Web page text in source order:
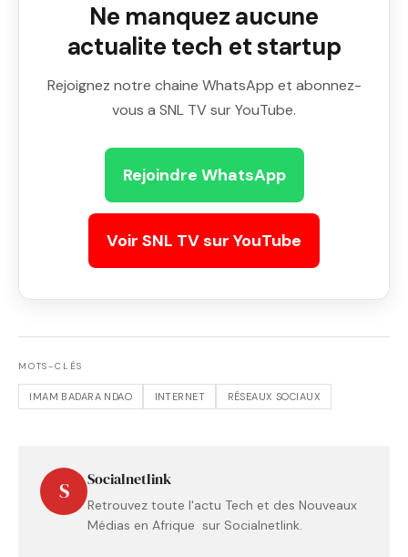
Ne manquez aucune
actualite tech et startup
Rejoignez notre chaine WhatsApp et abonnez-
vous a SNL TV sur YouTube.
Rejoindre WhatsApp
Voir SNL TV sur YouTube
MOTS-CLÉS
IMAM BADARA NDAO INTERNET RÉSEAUX SOCIAUX
S Socialnetlink
Retrouvez toute l'actu Tech et des Nouveaux
Médias en Afrique sur Socialnetlink.